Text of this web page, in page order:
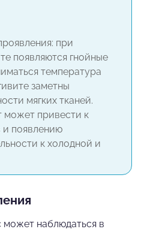
при
появляются гнойные
температура
заметны
мягких тканей.
может привести к
появлению
к холодной и
наблюдаться в